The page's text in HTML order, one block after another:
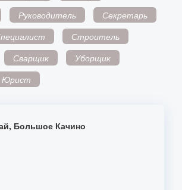
Руководитель
Секретарь
Строитель
Сварщик
Уборщик
Юрист
Большое Качино